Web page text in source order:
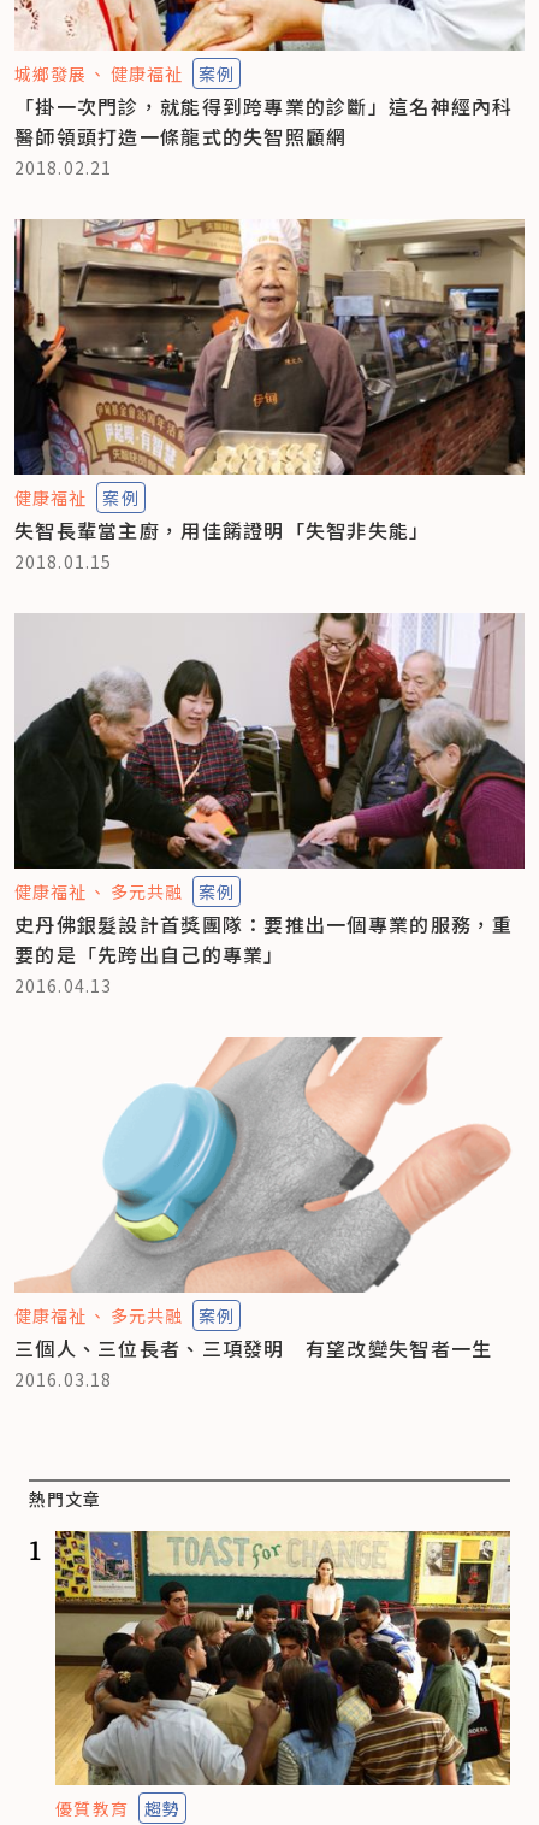
城鄉發展 健康福祉 案例
「掛一次門診，就能得到跨專業的診斷」這名神經內科
醫師領頭打造一條龍式的失智照顧網
2018.02.21
健康福祉 案例
失智長輩當主廚，用佳餚證明「失智非失能」
2018.01.15
健康福祉 多元共融 案例
史丹佛銀髮設計首獎團隊：要推出一個專業的服務，重
要的是「先跨出自己的專業」
2016.04.13
健康福祉 多元共融 案例
三個人、三位長者、三項發明 有望改變失智者一生
2016.03.18
熱門文章
1
優質教育 趨勢